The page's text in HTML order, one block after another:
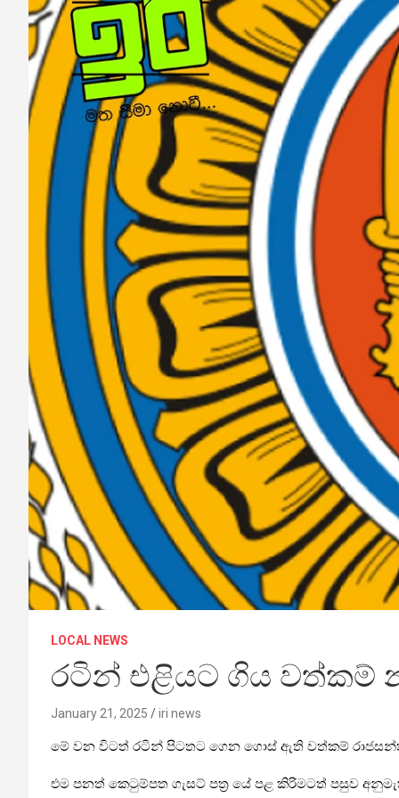
LOCAL NEWS
රටින් එළියට ගිය වත්කම්
January 21, 2025 iri news
මේ වන විටත් රටින් පිටතට ගෙන ගොස් ඇති වත්කම්
එම පනත් කෙටුම්පත ගැසට් පත්‍ර යේ පළ කිරිමටත් පසුව